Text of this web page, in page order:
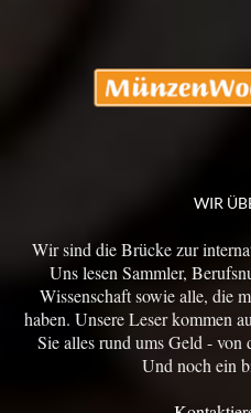
WIR
Wir sind die Brücke zur
Uns lesen Sammler,
Wissenschaft sowie alle, die
haben. Unsere Leser kommen
Sie alles rund ums Geld -
Und noch ein